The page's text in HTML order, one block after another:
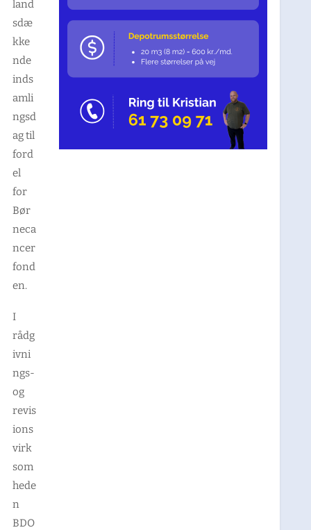
land
sdæ
kke
nde
inds
amli
ngsd
ag til
ford
el
for
Bør
neca
ncer
fond
en.
I
rådg
ivni
ngs-
og
revis
ions
virk
som
hede
n
BDO